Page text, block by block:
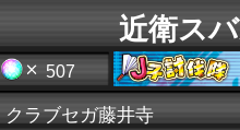
近衛ス
507
クラブセガ藤井寺